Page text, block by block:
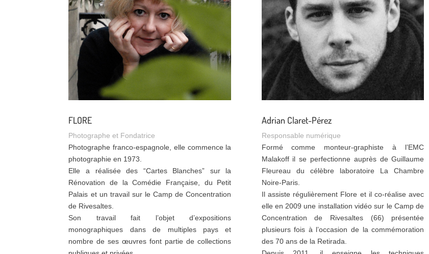
FLORE
Photographe et Fondatrice
Photographe franco-espagnole, elle commence la
photographie en 1973.
Elle a réalisée des “Cartes Blanches” sur la
Rénovation de la Comédie Française, du Petit
Palais et un travail sur le Camp de Concentration
de Rivesaltes.
Son travail fait l’objet d’expositions
monographiques dans de multiples pays et
nombre de ses œuvres font partie de collections
Adrian Claret-Pérez
Responsable numérique
Formé comme monteur-graphiste à l’EMC
Malakoff il se perfectionne auprès de Guillaume
Fleureau du célèbre laboratoire La Chambre
Noire-Paris.
Il assiste régulièrement Flore et il co-réalise avec
elle en 2009 une installation vidéo sur le Camp de
Concentration de Rivesaltes (66) présentée
plusieurs fois à l’occasion de la commémoration
des 70 ans de la Retirada.